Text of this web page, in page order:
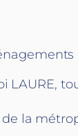
la